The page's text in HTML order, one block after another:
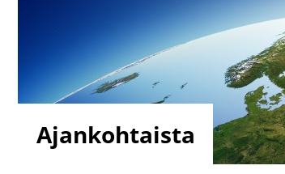
Ajankohtaista